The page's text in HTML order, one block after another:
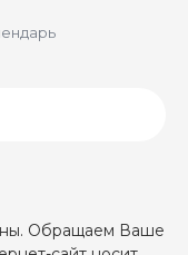
Обращаем Ваше